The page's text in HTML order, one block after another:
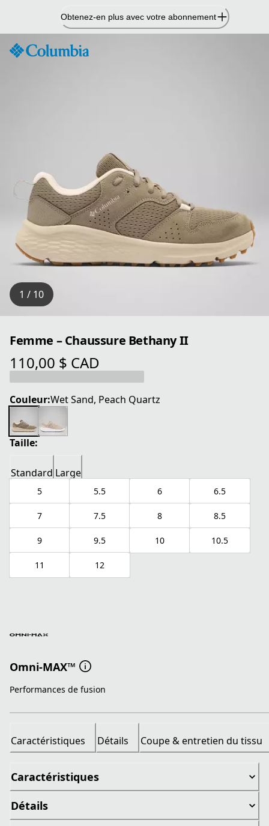
contenu
Obtenez-en plus avec votre abonnement
1 / 10
Femme – Chaussure Bethany II
110,00 $ CAD
prix actuel 110,00 $ CAD
Couleur:Wet Sand, Peach Quartz
Taille:
Standard Large
5 5.5 6 6.5
7 7.5 8 8.5
9 9.5 10 10.5
11 12
Omni-MAX™
Performances de fusion
Caractéristiques Détails Coupe & entretien du tissu
Caractéristiques
Détails